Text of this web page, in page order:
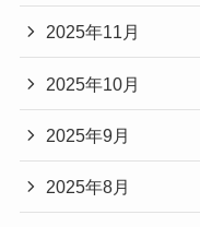
2025年11月
2025年10月
2025年9月
2025年8月